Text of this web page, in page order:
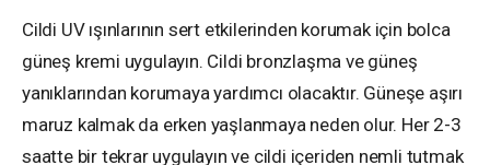
Cildi UV ışınlarının sert etkilerinden korumak için bolca
güneş kremi uygulayın. Cildi bronzlaşma ve güneş
yanıklarından korumaya yardımcı olacaktır. Güneşe aşırı
maruz kalmak da erken yaşlanmaya neden olur. Her 2-3
saatte bir tekrar uygulayın ve cildi içeriden nemli tutmak